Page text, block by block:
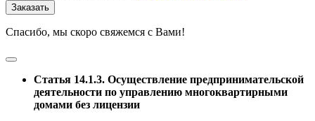
Заказать
Спасибо, мы скоро свяжемся с Вами!
Статья 14.1.3. Осуществление предпринимательской
деятельности по управлению многоквартирными
домами без лицензии